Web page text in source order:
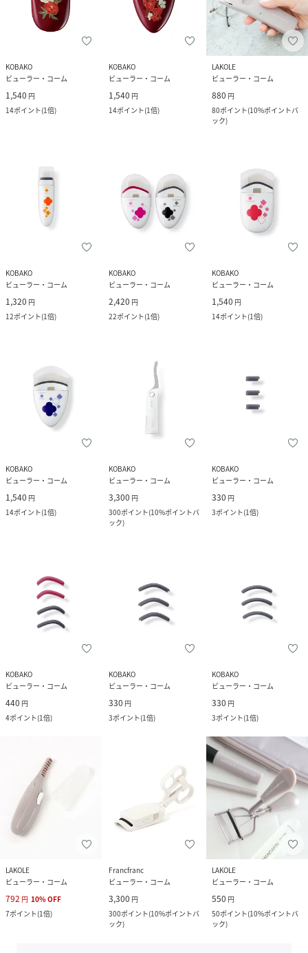
KOBAKO
ビューラー・コーム
1,540 円
14ポイント(1倍)
KOBAKO
ビューラー・コーム
1,540 円
14ポイント(1倍)
LAKOLE
ビューラー・コーム
880 円
80ポイント(10%ポイントバ
ック)
KOBAKO
ビューラー・コーム
1,320 円
12ポイント(1倍)
KOBAKO
ビューラー・コーム
2,420 円
22ポイント(1倍)
KOBAKO
ビューラー・コーム
1,540 円
14ポイント(1倍)
KOBAKO
ビューラー・コーム
1,540 円
14ポイント(1倍)
KOBAKO
ビューラー・コーム
3,300 円
300ポイント(10%ポイントバ
ック)
KOBAKO
ビューラー・コーム
330 円
3ポイント(1倍)
KOBAKO
ビューラー・コーム
440 円
4ポイント(1倍)
KOBAKO
ビューラー・コーム
330 円
3ポイント(1倍)
KOBAKO
ビューラー・コーム
330 円
3ポイント(1倍)
LAKOLE
ビューラー・コーム
792 円 10%OFF
7ポイント(1倍)
Francfranc
ビューラー・コーム
3,300 円
300ポイント(10%ポイントバ
ック)
LAKOLE
ビューラー・コーム
550 円
50ポイント(10%ポイントバ
ック)